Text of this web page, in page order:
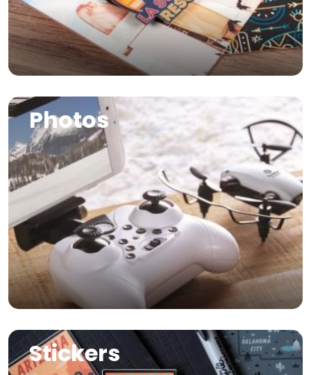
Photos
Image
Stickers
Image